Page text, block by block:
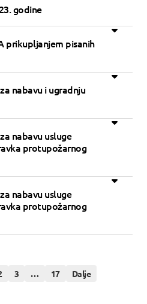
godine
prikupljanjem pisanih
nabavu i ugradnju
nabavu usluge
protupožarnog
nabavu usluge
protupožarnog
3 … 17 Dalje